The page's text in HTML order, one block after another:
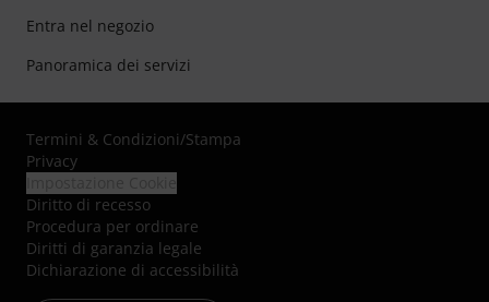
Entra nel negozio
Panoramica dei servizi
Termini & Condizioni/Stampa
Privacy
Diritto di recesso
Procedura per ordinare
Diritti di garanzia legale
Dichiarazione di accessibilità